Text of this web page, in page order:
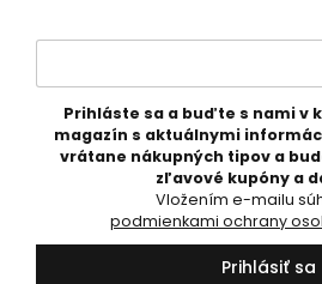
Prihláste sa a buďte s nami v
magazín s aktuálnymi
vrátane nákupných tipov a
zľavové kupóny a
podmienkami ochrany
Prihlásiť sa